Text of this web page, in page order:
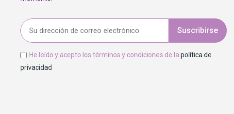
Suscribirse
He leído y acepto los términos y condiciones de lapolítica de
privacidad